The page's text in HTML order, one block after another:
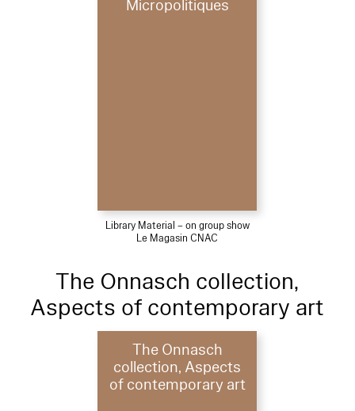
Micropolitiques
Library Material – on group show
Le Magasin CNAC
The Onnasch collection,
Aspects of contemporary art
The Onnasch
collection, Aspects
of contemporary art